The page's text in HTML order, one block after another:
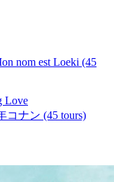
nom est Loeki (45
Love
コナン (45 tours)